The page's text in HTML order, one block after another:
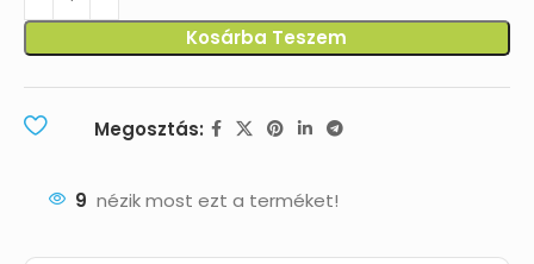
Kosárba Teszem
Megosztás:
9 nézik most ezt a terméket!